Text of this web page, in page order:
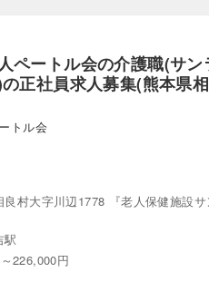
）
護老人保健施設（老健）
小規模多機能
人ホーム（特養）
マンション)
ペートル会の介護職(サン
正社員求人募集(熊本県
トル会
良村大字川辺1778 『老人保健施設サ
駅
226,000円